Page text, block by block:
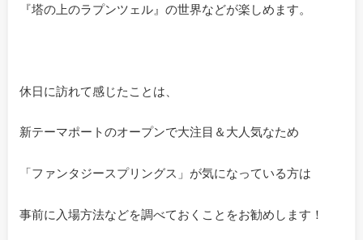
『塔の上のラプンツェル』の世界などが楽しめます。
休日に訪れて感じたことは、
新テーマポートのオープンで大注目＆大人気なため
「ファンタジースプリングス」が気になっている方は
事前に入場方法などを調べておくことをお勧めします！